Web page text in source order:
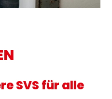
SVS für alle